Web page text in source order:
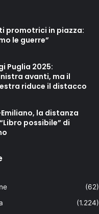
promotrici in piazza:
le guerre”
Puglia 2025:
avanti, ma il
riduce il distacco
la distanza
possibile” di
(62)
(1.224)